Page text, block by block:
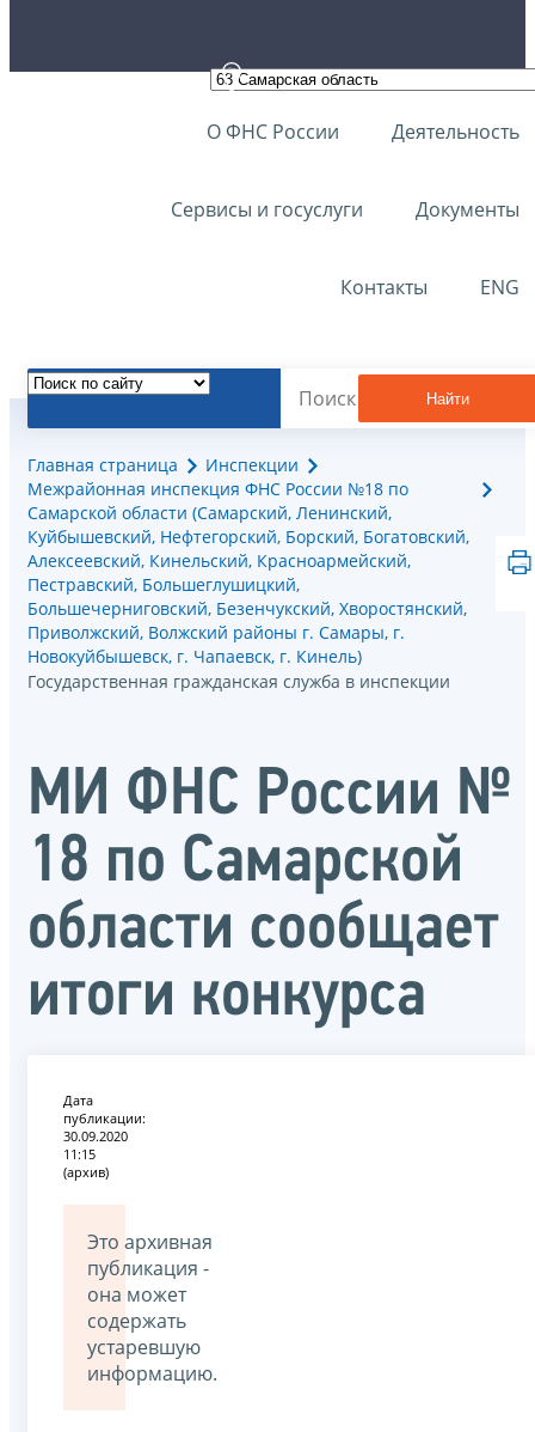
О ФНС России Деятельность
Сервисы и госуслуги Документы
Контакты ENG
Найти
Главная страница
Инспекции
Межрайонная инспекция ФНС России №18 по
Самарской области (Самарский, Ленинский,
Куйбышевский, Нефтегорский, Борский, Богатовский,
Алексеевский, Кинельский, Красноармейский,
Пестравский, Большеглушицкий,
Большечерниговский, Безенчукский, Хворостянский,
Приволжский, Волжский районы г. Самары, г.
Новокуйбышевск, г. Чапаевск, г. Кинель)
Государственная гражданская служба в инспекции
МИ ФНС России №
18 по Самарской
области сообщает
итоги конкурса
Дата
публикации:
30.09.2020
11:15
(архив)
Это архивная
публикация -
она может
содержать
устаревшую
информацию.